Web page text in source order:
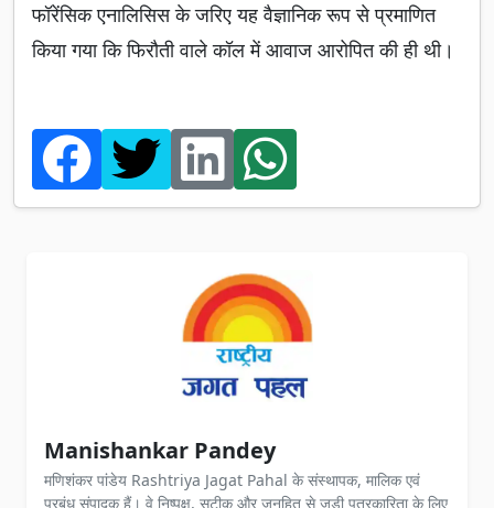
फॉरेंसिक एनालिसिस के जरिए यह वैज्ञानिक रूप से प्रमाणित
किया गया कि फिरौती वाले कॉल में आवाज आरोपित की ही थी।
Manishankar Pandey
मणिशंकर पांडेय Rashtriya Jagat Pahal के संस्थापक, मालिक एवं
प्रबंध संपादक हैं। वे निष्पक्ष, सटीक और जनहित से जुड़ी पत्रकारिता के लिए